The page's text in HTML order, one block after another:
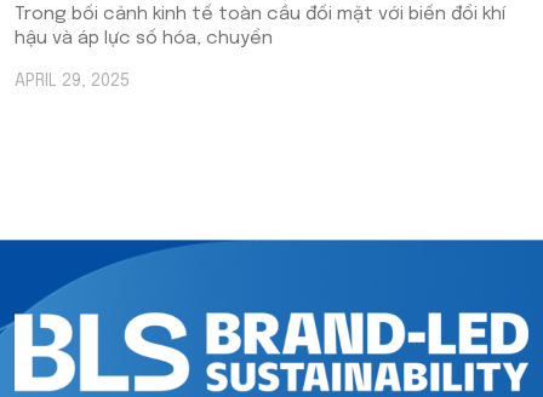
Trong bối cảnh kinh tế toàn cầu đối mặt với biến đổi khí
hậu và áp lực số hóa, chuyển
APRIL 29, 2025